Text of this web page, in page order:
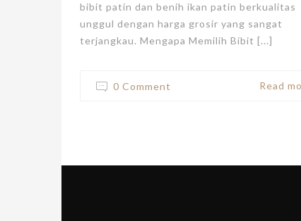
bibit patin dan benih ikan patin berkualitas
unggul dengan harga grosir yang sangat
terjangkau. Mengapa Memilih Bibit [...]
0 Comment Read